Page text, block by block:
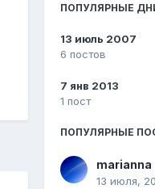
ПОПУЛЯРНЫЕ
13 июль 2007
6 постов
7 янв 2013
1 пост
ПОПУЛЯРНЫЕ
marianna
13 июля,